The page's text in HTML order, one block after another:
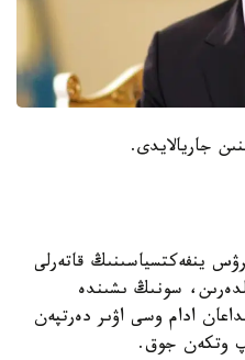
جاريالايدى.
ينفەكتسياسىنىڭ قاتەرلى
سونىڭ ىشىندە
ادام وسى اۋىر دەرتپەن
وتكەن جوق.